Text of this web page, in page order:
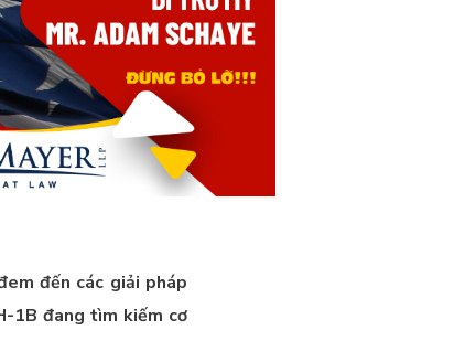
đến các giải pháp
1B đang tìm kiếm cơ